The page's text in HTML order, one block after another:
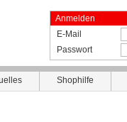
Anmelden
E-Mail
Passwort
Shophilfe